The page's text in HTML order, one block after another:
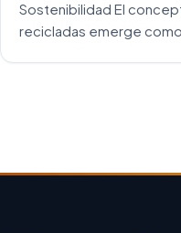
Sostenibilidad El
recicladas emerge